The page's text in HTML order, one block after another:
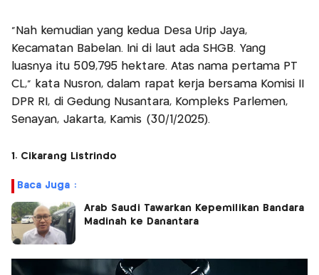
"Nah kemudian yang kedua Desa Urip Jaya,
Kecamatan Babelan. Ini di laut ada SHGB. Yang
luasnya itu 509,795 hektare. Atas nama pertama PT
CL," kata Nusron, dalam rapat kerja bersama Komisi II
DPR RI, di Gedung Nusantara, Kompleks Parlemen,
Senayan, Jakarta, Kamis (30/1/2025).
1. Cikarang Listrindo
Baca Juga :
Arab Saudi Tawarkan Kepemilikan Bandara
Madinah ke Danantara